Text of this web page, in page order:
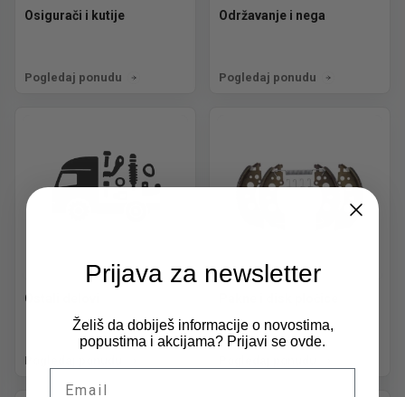
Osigurači i kutije
Pogledaj ponudu
Održavanje i nega
Pogledaj ponudu
Ostali delovi
Pogledaj ponudu
Prijava za newsletter
Želiš da dobiješ informacije o novostima,
popustima i akcijama? Prijavi se ovde.